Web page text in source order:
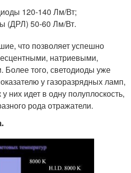
120-140 Лм/Вт;
(ДРЛ) 50-60 Лм/Вт.
что позволяет успешно
натриевыми,
Более того, светодиоды уже
у газоразрядных ламп,
них идет в одну полуплоскость,
рода отражатели.